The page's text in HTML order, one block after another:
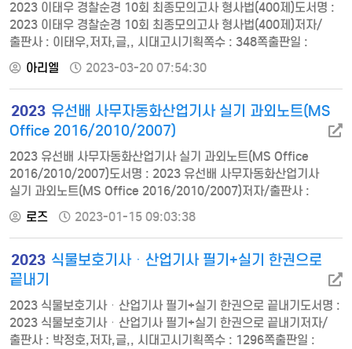
2023 이태우 경찰순경 10회 최종모의고사 형사법(400제)도서명 :
2023 이태우 경찰순경 10회 최종모의고사 형사법(400제)저자/
출판사 : 이태우,저자,글,, 시대고시기획쪽수 : 348쪽출판일 :
2022-11-25ISBN : 9791138336871정가 : 20000문제편제1회
최종모의고사제2회 최종모의고사제3회 최종모의고사제4회
최종모의고사제5회 최종모의고사제6회 최종모의고사제7회
최종모의고사제8회 최종모의고사제9회 최종모의고사제10회
최종모의고사해설편제1회 최종모의고사제2회 최종모의고사제3회
아리엘 2023-03-20 07:54:30
2023 유선배 사무자동화산업기사 실기 과외노트(MS
Office 2016/2010/2007)
2023 유선배 사무자동화산업기사 실기 과외노트(MS Office
2016/2010/2007)도서명 : 2023 유선배 사무자동화산업기사
실기 과외노트(MS Office 2016/2010/2007)저자/출판사 :
고미경,저자,글,, 시대고시기획쪽수 : 660쪽출판일 : 2023-01-
05ISBN : 9791138333900정가 : 25000PART 1 엑셀(Excel)
공개문제 파헤치기CHAPTER 01 엑셀 공개문제 1회CHAPTER 02
엑셀 공개문제 2회 CHAPTER 03 엑셀 공개문제 3회 CHAPTER 04
엑셀 공개문제…
로즈 2023-01-15 09:03:38
2023 식물보호기사ㆍ산업기사 필기+실기 한권으로
끝내기
2023 식물보호기사ㆍ산업기사 필기+실기 한권으로 끝내기도서명 :
2023 식물보호기사ㆍ산업기사 필기+실기 한권으로 끝내기저자/
출판사 : 박정호,저자,글,, 시대고시기획쪽수 : 1296쪽출판일 :